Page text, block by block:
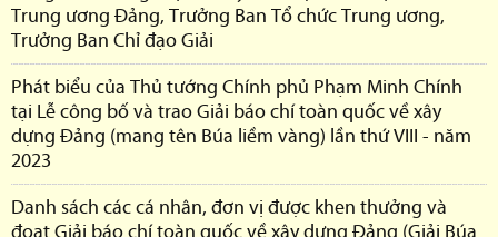
Trung ương Đảng, Trưởng Ban Tổ chức Trung ương,
Trưởng Ban Chỉ đạo Giải
Phát biểu của Thủ tướng Chính phủ Phạm Minh Chính
tại Lễ công bố và trao Giải báo chí toàn quốc về xây
dựng Đảng (mang tên Búa liềm vàng) lần thứ VIII - năm
2023
Danh sách các cá nhân, đơn vị được khen thưởng và
đoạt Giải báo chí toàn quốc về xây dựng Đảng (Giải Búa